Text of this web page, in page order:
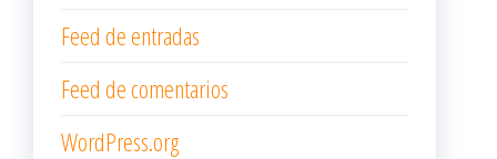
Feed de entradas
Feed de comentarios
WordPress.org